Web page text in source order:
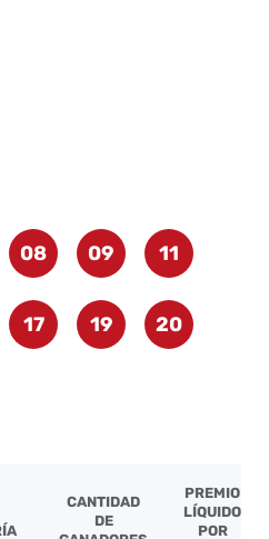
08 09 11
17 19 20
CANTIDAD
DE
PREMIO
LÍQUIDO
POR